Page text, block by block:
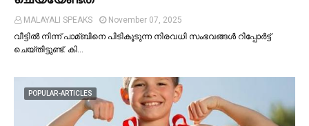
MALAYALI SPEAKS
November 07, 2025
വീട്ടില്‍ നിന്ന് പാമ്ബിനെ പിടികൂടുന്ന നിരവധി സംഭവങ്ങള്‍ റിപ്പോർട്ട്
ചെയ്തിട്ടുണ്ട്. കി…
POPULAR-ARTICLES